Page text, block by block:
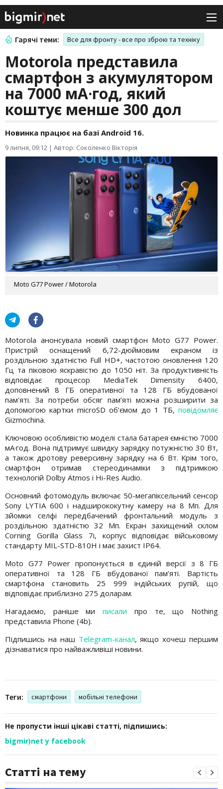
Гарячі теми: Все для фронту - все про зброю та техніку
Motorola представила
смартфон з акумулятором
на 7000 мА·год, який
коштує менше 300 дол
Новинка працює на базі Android 16.
9 липня, 09:12 | Автор: Соколенко Вікторія
Moto G77 Power / Motorola
Motorola анонсувала новий смартфон Moto G77 Power.
Пристрій оснащений 6,72-дюймовим екраном із
роздільною здатністю Full HD+, частотою оновлення 120
Гц та піковою яскравістю до 1050 ніт. За продуктивність
відповідає процесор MediaTek Dimensity 6400,
доповнений 8 ГБ оперативної та 128 ГБ вбудованої
пам'яті. За потреби обсяг пам’яті можна розширити за
допомогою картки microSD об’ємом до 1 ТБ, повідомляє
Gizmochina.
Ключовою особливістю моделі стала батарея ємністю 7000
мА·год. Вона підтримує швидку зарядку потужністю 30 Вт,
а також дротову реверсивну зарядку на 6 Вт. Крім того,
смартфон отримав стереодинаміки з підтримкою
технологій Dolby Atmos і Hi-Res Audio.
Основний фотомодуль включає 50-мегапіксельний сенсор
Sony LYTIA 600 і надширококутну камеру на 8 Мп. Для
зйомки селфі передбачений фронтальний модуль з
роздільною здатністю 32 Мп. Екран захищений склом
Corning Gorilla Glass 7i, корпус відповідає військовому
стандарту MIL-STD-810H і має захист IP64.
Moto G77 Power пропонується в єдиній версії з 8 ГБ
оперативної та 128 ГБ вбудованої пам’яті. Вартість
смартфона становить 25 999 індійських рупій, що
відповідає приблизно 275 доларам.
Нагадаємо, раніше миписали про те, що Nothing
представила Phone (4b).
Підпишись на наш Telegram-канал, якщо хочеш першим
дізнаватися про найважливіші новини.
Теги: смартфони мобільні телефони
Не пропусти інші цікаві статті, підпишись:
bigmir)net у facebook
Статті на тему